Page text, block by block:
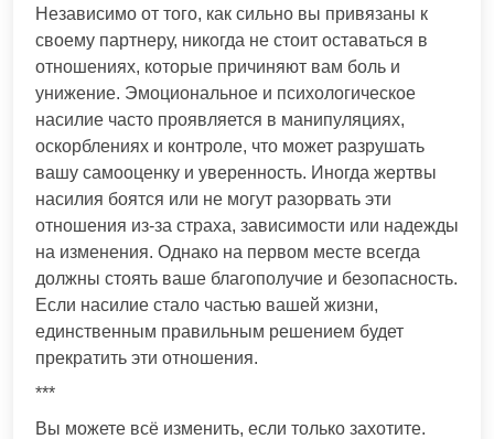
Независимо от того, как сильно вы привязаны к
своему партнеру, никогда не стоит оставаться в
отношениях, которые причиняют вам боль и
унижение. Эмоциональное и психологическое
насилие часто проявляется в манипуляциях,
оскорблениях и контроле, что может разрушать
вашу самооценку и уверенность. Иногда жертвы
насилия боятся или не могут разорвать эти
отношения из-за страха, зависимости или надежды
на изменения. Однако на первом месте всегда
должны стоять ваше благополучие и безопасность.
Если насилие стало частью вашей жизни,
единственным правильным решением будет
прекратить эти отношения.
***
Вы можете всё изменить, если только захотите.